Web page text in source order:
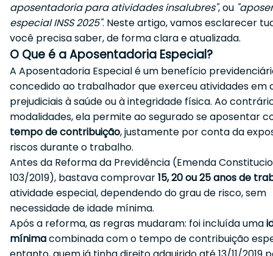
aposentadoria para atividades insalubres", ou
especial INSS 2025". Neste artigo, vamos esclarecer
você precisa saber, de forma clara e atualizada.
O Que é a Aposentadoria Especial?
A Aposentadoria Especial é um benefício
concedido ao trabalhador que exerceu atividades em
prejudiciais à saúde ou à integridade física. Ao
modalidades, ela permite ao segurado se aposentar
tempo de contribuição, justamente por conta da
riscos durante o trabalho.
Antes da Reforma da Previdência (Emenda
103/2019), bastava comprovar15, 20 ou 25 anos de
atividade especial, dependendo do grau de risco, sem
necessidade de idade mínima.
Após a reforma, as regras mudaram: foi incluída uma
mínimacombinada com o tempo de contribuição